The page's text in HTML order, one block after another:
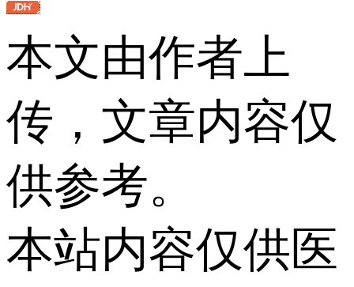
本文由作者上
传，文章内容仅
供参考。
本站内容仅供医